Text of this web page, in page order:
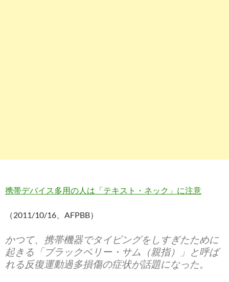
携帯デバイス多用の人は「テキスト・ネック」に注意
（2011/10/16、AFPBB）
かつて、携帯機器でタイピングをしすぎたために
起きる「ブラックベリー・サム（親指）」と呼ば
れる反復運動過多損傷の症状が話題になった。